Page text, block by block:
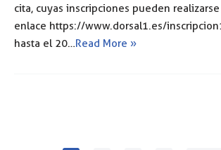
cita, cuyas inscripciones pueden
enlace https://www.dorsal1.es/
hasta el 20…Read More »